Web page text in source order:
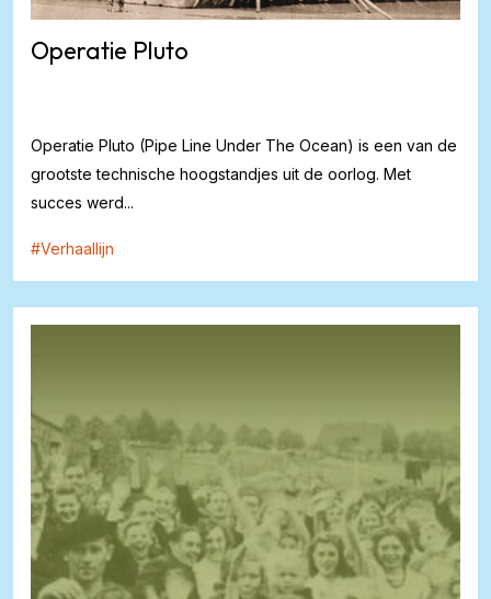
Operatie Pluto
Operatie Pluto (Pipe Line Under The Ocean) is een van de
grootste technische hoogstandjes uit de oorlog. Met
succes werd...
#Verhaallijn